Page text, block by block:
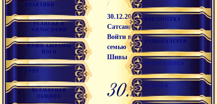
ПРАКТИКИ
РЕЛИГИЯ И
ФИЛОСОФИЯ
НАШИ АШРАМЫ
ЙОГИ
ГУРУ
ВСЕМИРНАЯ
ОБЩИНА
/
30.12.2019
Сатсанг
Войти в
семью
Шивы
30.12.2019
БИБЛИОТЕКА
АУДИОГАЛЕРЕЯ
ФОТОГАЛЕРЕЯ
ССЫЛКИ